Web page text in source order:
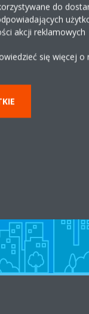
wskazówki
do
akcji reklamowych
się więcej o